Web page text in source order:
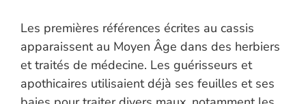
Les premières références écrites au cassis
apparaissent au Moyen Âge dans des herbiers
et traités de médecine. Les guérisseurs et
apothicaires utilisaient déjà ses feuilles et ses